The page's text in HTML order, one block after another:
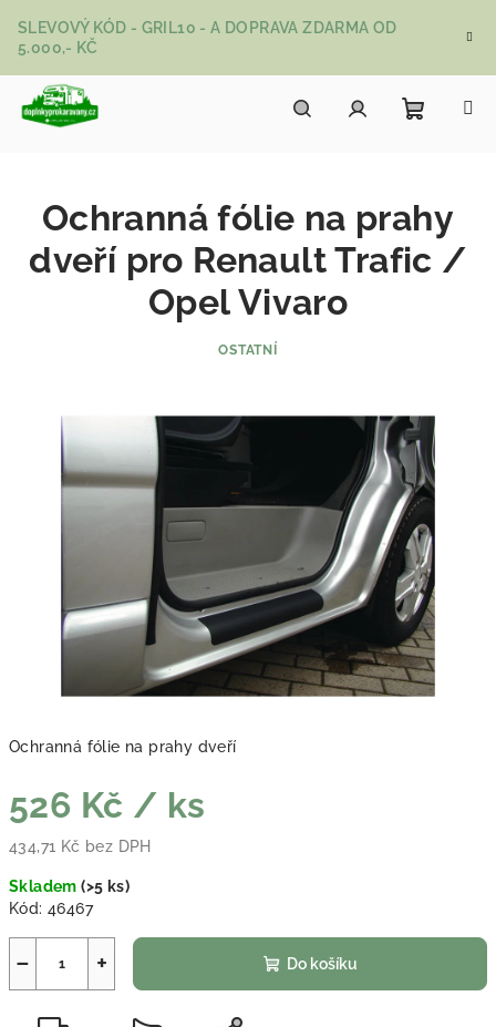
SLEVOVÝ KÓD - GRIL10 - A DOPRAVA ZDARMA OD
5.000,- KČ
Ochranná fólie na prahy dveří
526 Kč / ks
434,71 Kč bez DPH
Skladem(>5 ks)
Kód: 46467
+
− Do košíku
Ochranná fólie na prahy
dveří pro Renault Trafic /
Opel Vivaro
OSTATNÍ